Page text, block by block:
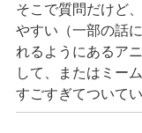
そこで質問だけど
やすい（一部の話
れるようにあるア
して、またはミー
すごすぎてついて